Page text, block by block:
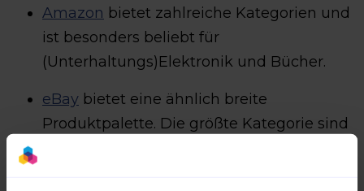
Amazon bietet zahlreiche Kategorien und
ist besonders beliebt für
(Unterhaltungs)Elektronik und Bücher.
eBay bietet eine ähnlich breite
Produktpalette. Die größte Kategorie sind